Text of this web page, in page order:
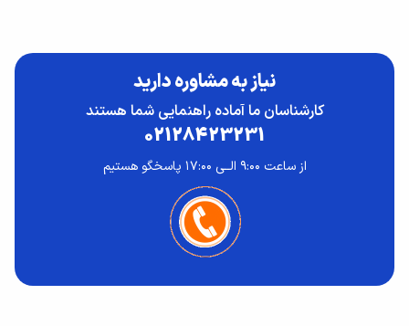
نیاز به مشاوره دارید
کارشناسان ما آماده راهنمایی شما هستند
02128423231
از ساعت ۹:۰۰ الــی ۱۷:۰۰ پاسخگو هستیم